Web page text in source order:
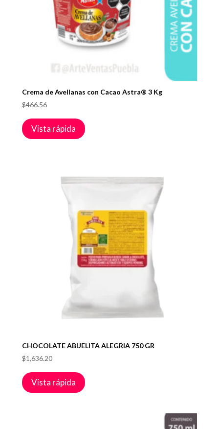
Crema de Avellanas con Cacao Astra® 3 Kg
$466.56
Vista rápida
CHOCOLATE ABUELITA ALEGRIA 750 GR
$1,636.20
Vista rápida